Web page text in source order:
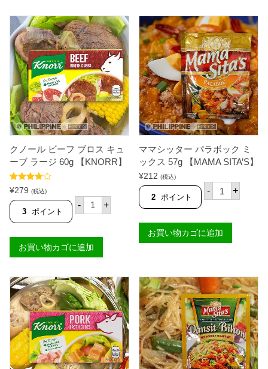
T
O
】
個
A
L
A
P
O
N
G
R
I
C
E
F
L
O
U
R
ロ
ス
キ
ュ
ー
ブ
ラ
ー
ジ
6
0
g
【
N
O
R
】
個
クノール ビーフ ブロス キュ
ーブ ラージ 60g 【KNORR】
5段階中
4.00 の評
価
¥279 (税込)
3 ポイント
- ク
ノ
ビ
ー
フ
ロ
ス
キ
ュ
ー
ブ
ラ
ー
ジ
6
+
お買い物カゴに追加
ママシッター パラボック ミ
ックス 57g 【MAMA SITA’S】
¥212 (税込)
2 ポイント
- マ
マ
タ
ー
パ
ク
ミ
ッ
ク
ス
5
7
g
【
+
お買い物カゴに追加